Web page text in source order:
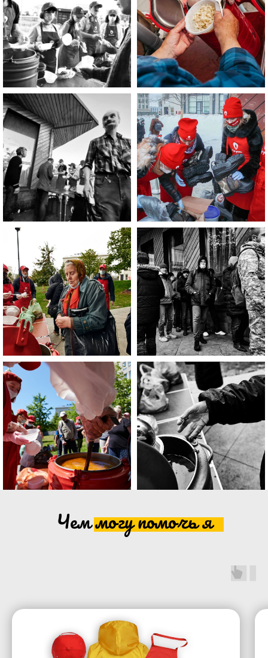
Чем могу помочь я
Если Вы нуждаетесь в помощи,
то эта информация для Вас.
Каждый может оказаться в
сложной жизненной ситуации,
главное - знать, к кому
обратиться
за помощью!
Помощь нужна
Вам?
ЧИТАТЬ